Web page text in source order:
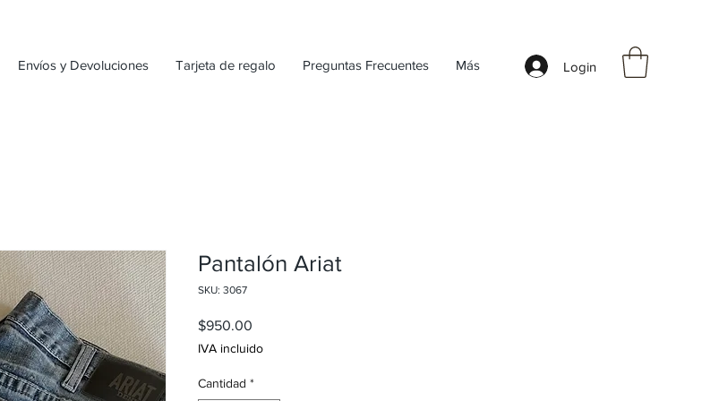
Envíos y Devoluciones Tarjeta de regalo Preguntas Frecuentes Más Login
Pantalón Ariat
SKU: 3067
$950.00
IVA incluido
Cantidad *